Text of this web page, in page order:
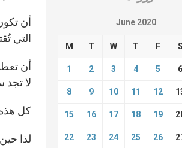
أن
التي
أن
لا تجد
كل
لذا
June 2020
M T W T F S
1 2 3 4 5 6
8 9 10 11 12
15 16 17 18 19
22 23 24 25 26